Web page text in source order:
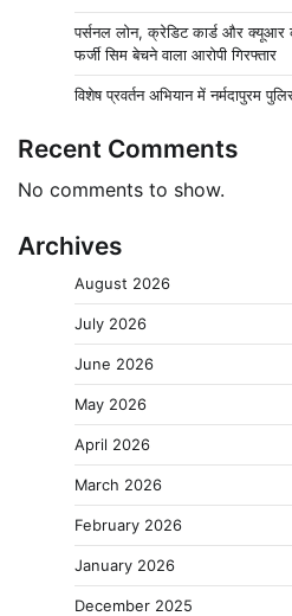
पर्सनल लोन, क्रेडिट कार्ड और क्यूआर
फर्जी सिम बेचने वाला आरोपी गिरफ्तार
विशेष प्रवर्तन अभियान में नर्मदापुरम
Recent Comments
No comments to show.
Archives
August 2026
July 2026
June 2026
May 2026
April 2026
March 2026
February 2026
January 2026
December 2025